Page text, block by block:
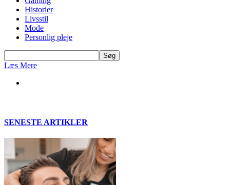
Historier
Livsstil
Mode
Personlig pleje
Læs Mere
SENESTE ARTIKLER